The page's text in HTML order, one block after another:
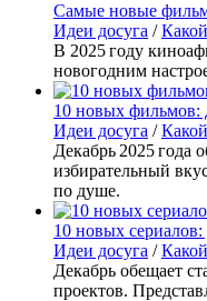
Самые новые
Идеи досуга /
В 2025 году
новогодним
10 новых фильмов:
Идеи досуга /
Декабрь 2025 года
избирательный
по душе.
10 новых сериалов:
Идеи досуга /
Декабрь обещает
проектов.